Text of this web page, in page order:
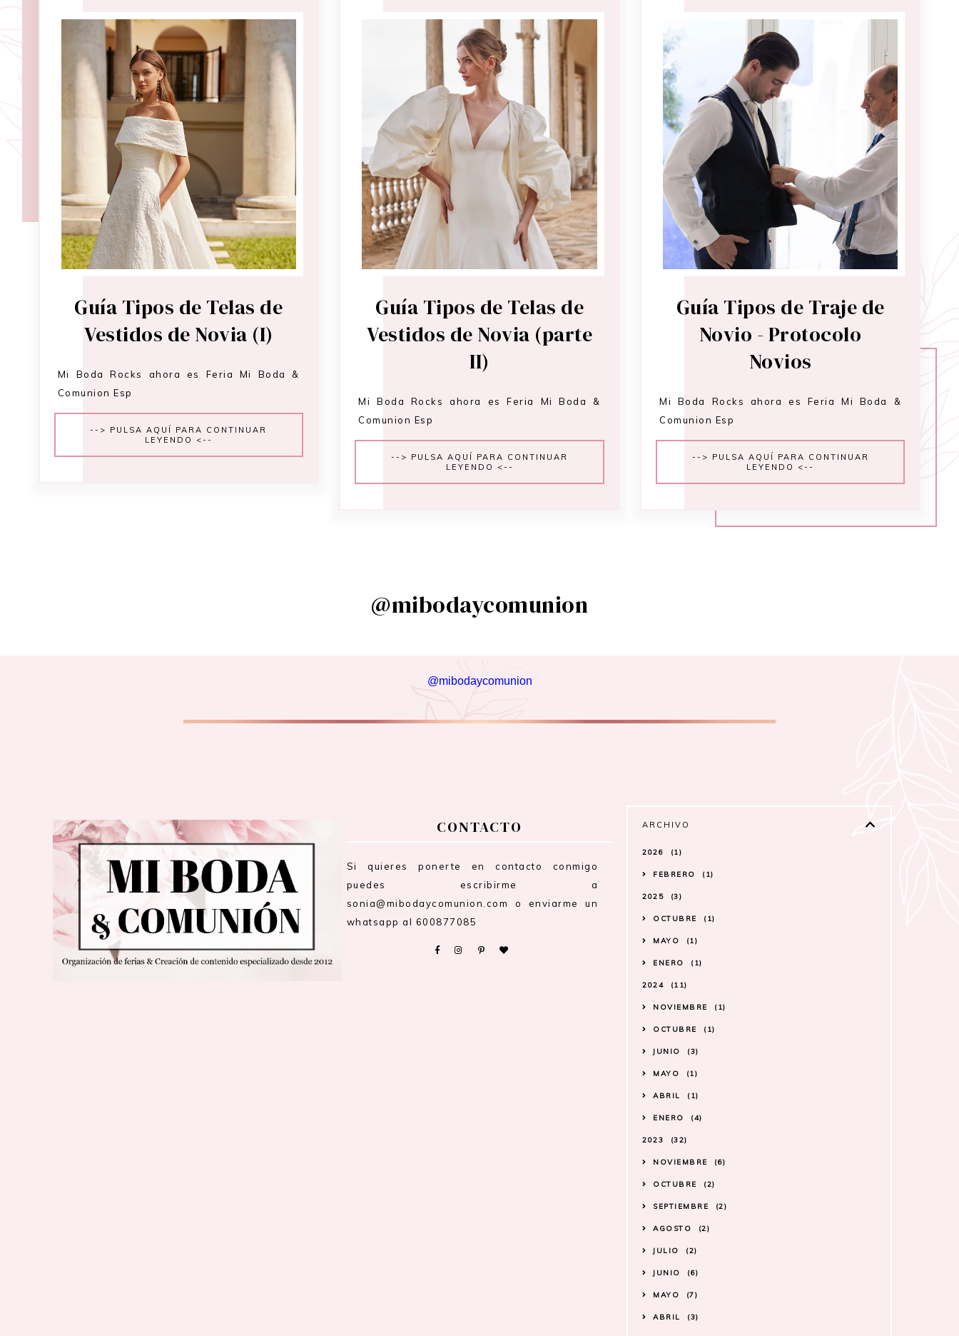
Guía Tipos de Telas de
Vestidos de Novia (I)
Mi Boda Rocks ahora es Feria Mi Boda &
Comunion Esp
--> PULSA AQUÍ PARA CONTINUAR
LEYENDO <--
Guía Tipos de Telas de
Vestidos de Novia (parte
II)
Mi Boda Rocks ahora es Feria Mi Boda &
Comunion Esp
--> PULSA AQUÍ PARA CONTINUAR
LEYENDO <--
Guía Tipos de Traje de
Novio - Protocolo
Novios
Mi Boda Rocks ahora es Feria Mi Boda &
Comunion Esp
--> PULSA AQUÍ PARA CONTINUAR
LEYENDO <--
@mibodaycomunion
@mibodaycomunion
CONTACTO
Si quieres ponerte en contacto conmigo
puedes escribirme a
sonia@mibodaycomunion.com o enviarme un
whatsapp al 600877085
ARCHIVO
2026 1
FEBRERO 1
2025 3
OCTUBRE 1
MAYO 1
ENERO 1
2024 11
NOVIEMBRE 1
OCTUBRE 1
JUNIO 3
MAYO 1
ABRIL 1
ENERO 4
2023 32
NOVIEMBRE 6
OCTUBRE 2
SEPTIEMBRE 2
AGOSTO 2
JULIO 2
JUNIO 6
MAYO 7
ABRIL 3